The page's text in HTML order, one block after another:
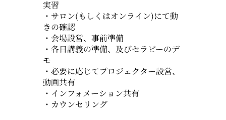
実習
・サロン(もしくはオンライン)にて動
きの確認
・会場設営、事前準備
・各日講義の準備、及びセラピーのデ
モ
・必要に応じてプロジェクター設営、
動画共有
・インフォメーション共有
・カウンセリング